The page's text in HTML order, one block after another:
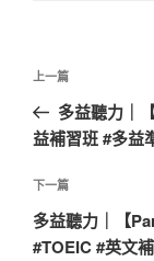
文
導
覽
上
一
篇
章
上一篇
多益聽力｜
益補習班 #多益
下
一
篇
下一篇
多益聽力｜【
#TOEIC #英文